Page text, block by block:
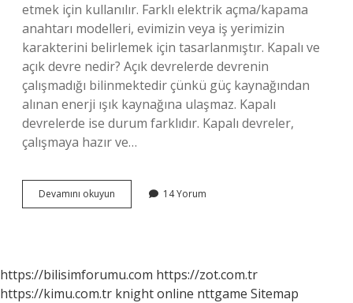
etmek için kullanılır. Farklı elektrik açma/kapama
anahtarı modelleri, evimizin veya iş yerimizin
karakterini belirlemek için tasarlanmıştır. Kapalı ve
açık devre nedir? Açık devrelerde devrenin
çalışmadığı bilinmektedir çünkü güç kaynağından
alınan enerji ışık kaynağına ulaşmaz. Kapalı
devrelerde ise durum farklıdır. Kapalı devreler,
çalışmaya hazır ve…
Devamını okuyun
Anahtar
14 Yorum
https://bilisimforumu.com https://zot.com.tr
https://kimu.com.tr knight online nttgame Sitemap